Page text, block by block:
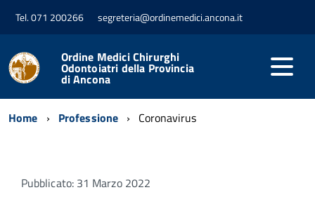
Tel. 071 200266 segreteria@ordinemedici.ancona.it
Ordine Medici Chirurghi
Odontoiatri della Provincia
di Ancona
Home Professione Coronavirus
Pubblicato: 31 Marzo 2022